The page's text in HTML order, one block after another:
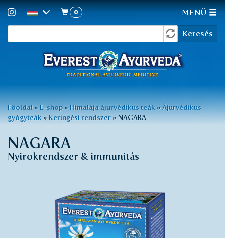
űrlap
Keresés
0 MENÜ
Jelenlegi
hely
Főoldal » E-shop »Himalája ájurvédikus teák » Ájurvédikus
gyógyteák »Keringési rendszer » NAGARA
NAGARA
Nyirokrendszer & immunitás